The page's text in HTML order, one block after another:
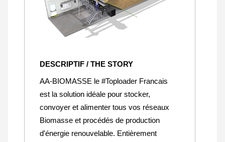
DESCRIPTIF / THE STORY
AA-BIOMASSE le #Toploader Francais
est la solution idéale pour stocker,
convoyer et alimenter tous vos réseaux
Biomasse et procédés de production
d'énergie renouvelable. Entièrement